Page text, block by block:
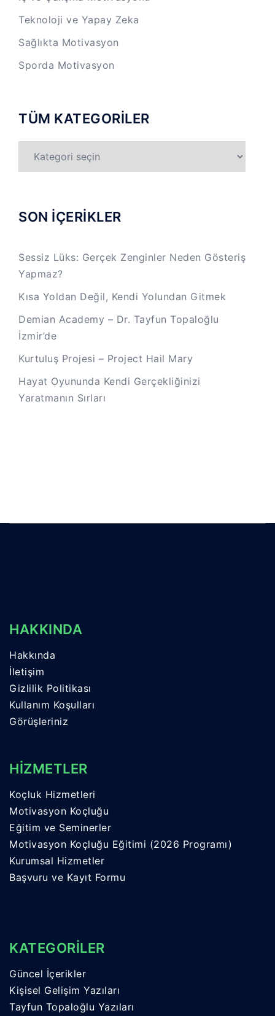
Teknoloji ve Yapay Zeka
Sağlıkta Motivasyon
Sporda Motivasyon
TÜM KATEGORİLER
KATEGORİLER
SON İÇERİKLER
Sessiz Lüks: Gerçek Zenginler Neden Gösteriş
Yapmaz?
Kısa Yoldan Değil, Kendi Yolundan Gitmek
Demian Academy – Dr. Tayfun Topaloğlu
İzmir’de
Kurtuluş Projesi – Project Hail Mary
Hayat Oyununda Kendi Gerçekliğinizi
Yaratmanın Sırları
HAKKINDA
Hakkında
İletişim
Gizlilik Politikası
Kullanım Koşulları
Görüşleriniz
HİZMETLER
Koçluk Hizmetleri
Motivasyon Koçluğu
Eğitim ve Seminerler
Motivasyon Koçluğu Eğitimi (2026 Programı)
Kurumsal Hizmetler
Başvuru ve Kayıt Formu
KATEGORİLER
Güncel İçerikler
Kişisel Gelişim Yazıları
Tayfun Topaloğlu Yazıları